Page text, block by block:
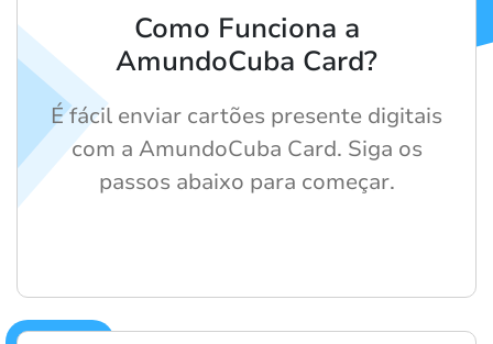
Como Funciona a
AmundoCuba Card?
É fácil enviar cartões presente digitais
com a AmundoCuba Card. Siga os
passos abaixo para começar.